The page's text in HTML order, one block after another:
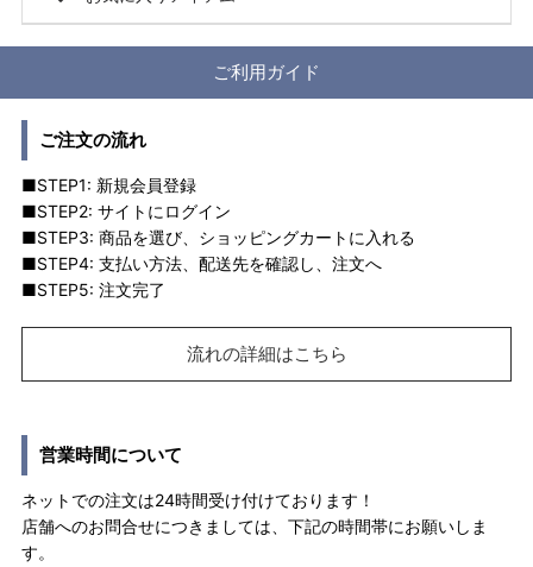
ご利用ガイド
ご注文の流れ
■STEP1: 新規会員登録
■STEP2: サイトにログイン
■STEP3: 商品を選び、ショッピングカートに入れる
■STEP4: 支払い方法、配送先を確認し、注文へ
■STEP5: 注文完了
流れの詳細はこちら
営業時間について
ネットでの注文は24時間受け付けております！
店舗へのお問合せにつきましては、下記の時間帯にお願いしま
す。